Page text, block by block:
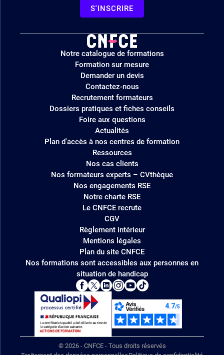
S'INSCRIRE
Logo
site
Notre catalogue de formations
Formation sur mesure
Demander un devis
Contactez-nous
Recrutement formateurs
Dossiers pratiques et fiches conseils
Foire aux questions
Actualités
Plan d'accès à nos centres de formation
Ressources
Nos cas clients
Nos formateurs experts – CVthèque
Nos engagements RSE
Notre charte RSE
Le CNFCE recrute
CGV
Règlement intérieur
Mentions légales
Plan du site CNFCE
Nos formations sont accessibles aux personnes en
situation de handicap
© 2026 - CNFCE - Tous droits réservés